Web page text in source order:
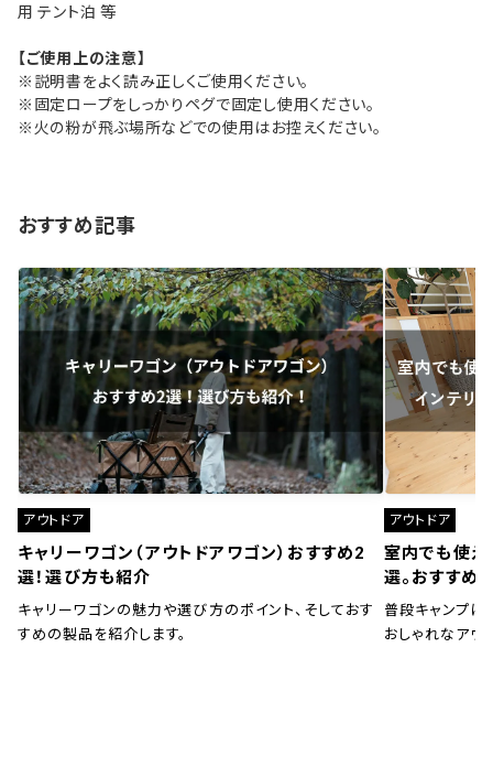
用 テント泊 等
【ご使用上の注意】
※説明書をよく読み正しくご使用ください。
※固定ロープをしっかりペグで固定し使用ください。
※火の粉が飛ぶ場所などでの使用はお控えください。
おすすめ記事
アウトドア
キャリーワゴン（アウトドアワゴン）おすすめ2
選！選び方も紹介
キャリーワゴンの魅力や選び方のポイント、そしておす
すめの製品を紹介します。
アウトドア
室内でも使え
選。おすすめ
普段キャンプに
おしゃれなアウ